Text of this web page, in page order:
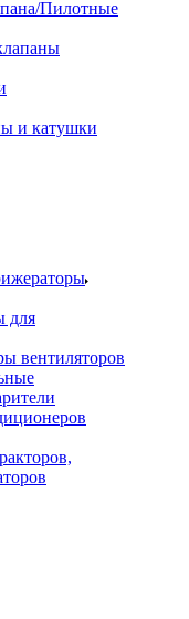
Пилотные
и катушки
для
вентиляторов